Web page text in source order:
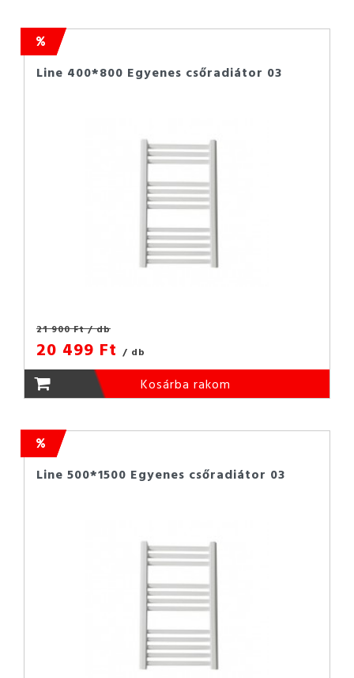
Line 400*800 Egyenes csőradiátor 03
21 900 Ft/ db
20 499 Ft / db
Kosárba rakom
Line 500*1500 Egyenes csőradiátor 03